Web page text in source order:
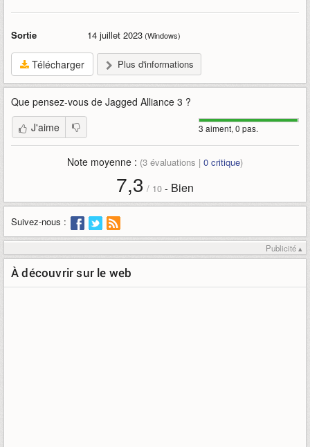
Sortie 14 juillet 2023(Windows)
Télécharger Plus d'informations
Que pensez-vous de Jagged Alliance 3 ?
3 aiment, 0 pas.
J'aime
Note moyenne : (3 évaluations | 0 critique)
7,3 / 10 - Bien
Suivez-nous :
Publicité ▴
À découvrir sur le web